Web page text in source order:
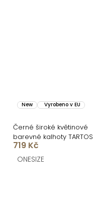
New Vyrobeno v EU
Černé široké květinové
barevné kalhoty TARTOS
719 Kč
ONESIZE